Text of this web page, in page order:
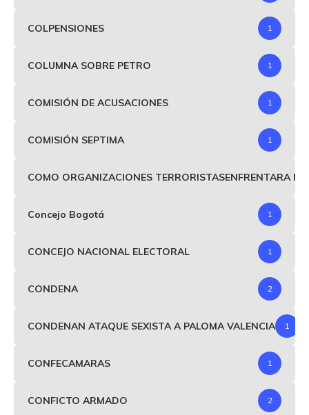
COLPENSIONES 1
COLUMNA SOBRE PETRO 1
COMISIÓN DE ACUSACIONES 1
COMISIÓN SEPTIMA 1
COMO ORGANIZACIONES TERRORISTASENFRENTARA
Concejo Bogotá 1
CONCEJO NACIONAL ELECTORAL 1
CONDENA 2
CONDENAN ATAQUE SEXISTA A PALOMA VALENCIA 1
CONFECAMARAS 1
CONFICTO ARMADO 2